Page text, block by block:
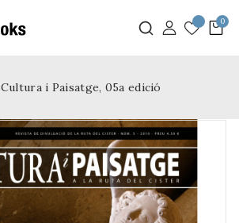
Cultura i Paisatge, 05a edició